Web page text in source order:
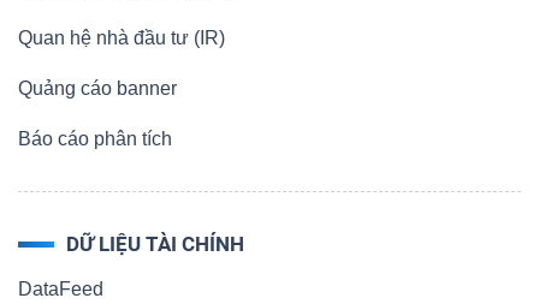
Quan hệ nhà đầu tư (IR)
Quảng cáo banner
Báo cáo phân tích
DỮ LIỆU TÀI CHÍNH
DataFeed